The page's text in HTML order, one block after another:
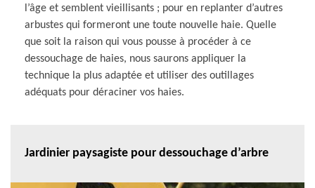
l’âge et semblent vieillisants ; pour en replanter d’autres
arbustes qui formeront une toute nouvelle haie. Quelle
que soit la raison qui vous pousse à procéder à ce
dessouchage de haies, nous saurons appliquer la
technique la plus adaptée et utiliser des outillages
adéquats pour déraciner vos haies.
Jardinier paysagiste pour dessouchage d’arbre